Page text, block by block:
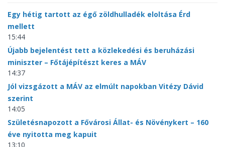
Egy hétig tartott az égő zöldhulladék eloltása Érd
mellett
15:44
Újabb bejelentést tett a közlekedési és beruházási
miniszter – Főtájépítészt keres a MÁV
14:37
Jól vizsgázott a MÁV az elmúlt napokban Vitézy Dávid
szerint
14:05
Születésnapozott a Fővárosi Állat- és Növénykert – 160
éve nyitotta meg kapuit
13:10